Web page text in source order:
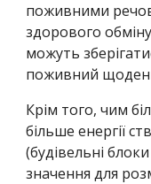
поживними
здорового
можуть
поживний
Крім того, чим
більше енергії
(будівельні
значення для